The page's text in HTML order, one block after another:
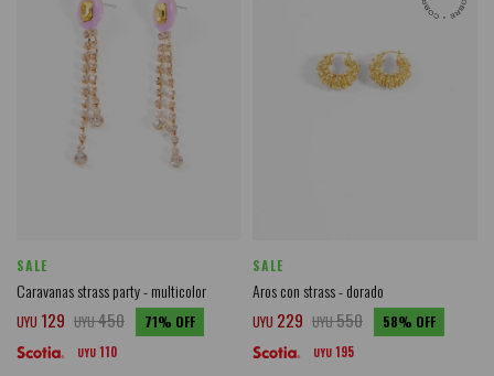
SALE
Caravanas strass party - multicolor
UYU 129 UYU450 71
UYU 110
SALE
Aros con strass - dorado
UYU 229 UYU550 58
UYU 195